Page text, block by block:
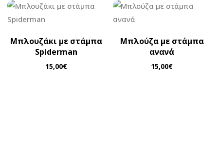
Μπλουζάκι με στάμπα
Spiderman
15,00€
Μπλούζα με στάμπα
ανανά
15,00€